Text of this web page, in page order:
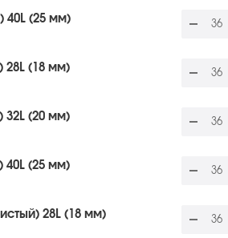
40L (25 мм)
28L (18 мм)
32L (20 мм)
40L (25 мм)
28L (18 мм)